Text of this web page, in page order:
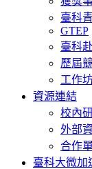
臺科
GTEP
臺科
歷屆
工作
資源連結
校內
外部
合作
臺科大微加